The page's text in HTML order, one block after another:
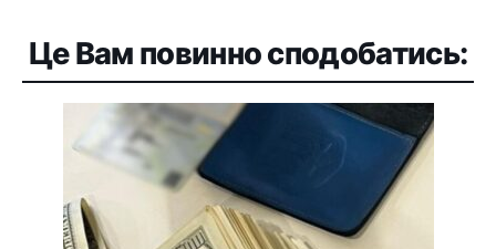
Це Вам повинно сподобатись: